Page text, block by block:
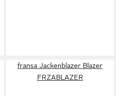
fransa Jackenblazer Blazer
FRZABLAZER